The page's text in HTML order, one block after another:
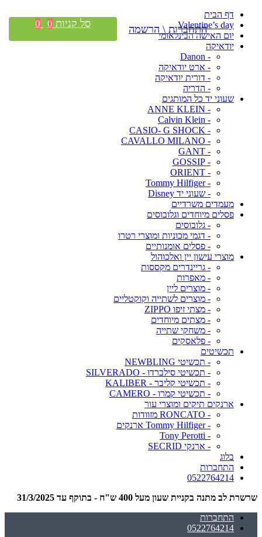
דף הבית
Valentine’s day
יום האישה הבינלאומי
יודאיקה
- Danon
- ארט יודאיקה
- דורית יודאיקה
- הדריה
שעוני יד כל המותגים
- ANNE KLEIN
- Calvin Klein
- CASIO- G SHOCK
- CAVALLO MILANO
- GANT
- GOSSIP
- ORIENT
- Tommy Hilfiger
- שעוני יד Disney
מעמדים משרדיים
פסלים מיוחדים וגלובוסים
- גלובוסים
- דגמי מכוניות ומוצרי רטרו
- פסלים אומנותיים
מוצרי עישון יין ואלכוהול
- גריינדרים מקססות
- מאפרות
- מוצרים ליין
- מוצרים לשתייה וקוקטליים
- מצתי זיפו ZIPPO
- מצתים מיוחדים
- משחקי שתייה
- פלאסקים
תכשיטים
- תכשיטי NEWBLING
- תכשיטי סילברדו - SILVERADO
- תכשיטי קליבר - KALIBER
- תכשיטי קמרו - CAMERO
ארנקים תיקים ומוצרי עור
- RONCATO מזוודות
- Tommy Hilfiger ארנקים
- Tony Perotti
- ארנקי SECRID
בלוג
התחברות
0522764214
שרשרת לב מתנה בקניית שעון מעל 400 ש"ח - בתוקף עד 31/3/2025
התחברות
0522764214
התחברות \ הרשמה סל קניות 0
0